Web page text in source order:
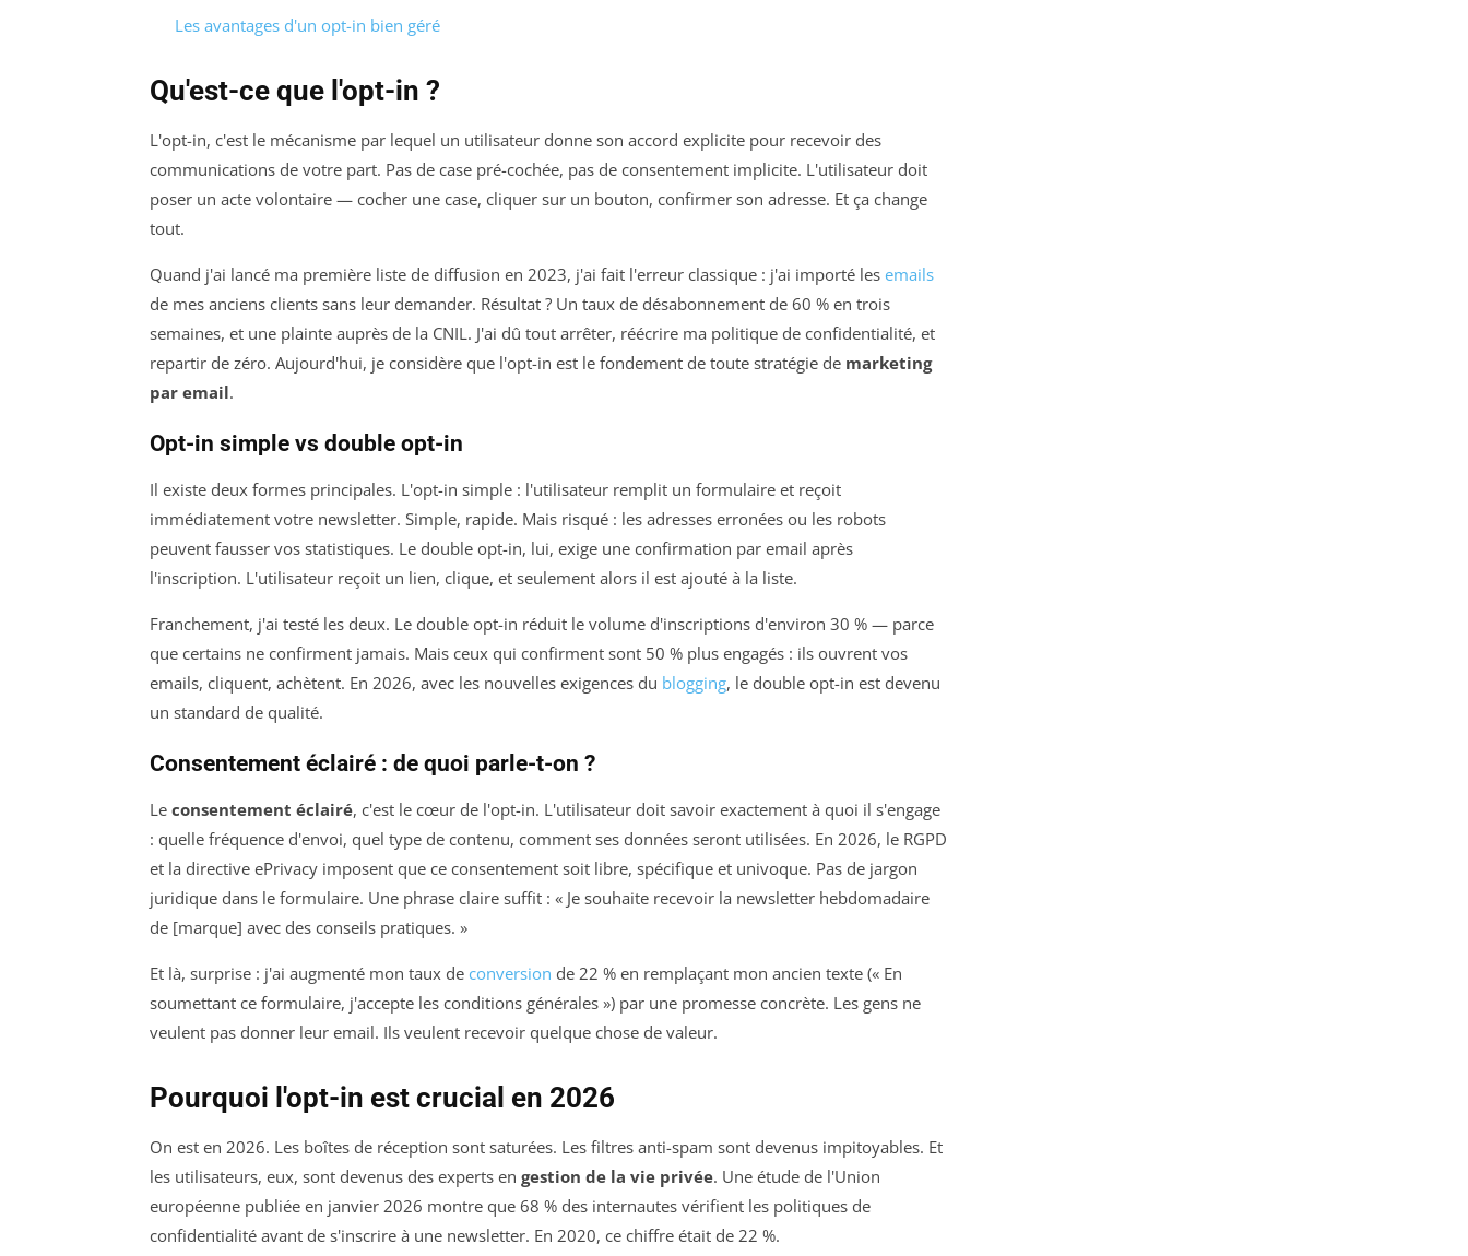
Les avantages d'un opt-in bien géré
Qu'est-ce que l'opt-in ?
L'opt-in, c'est le mécanisme par lequel un utilisateur donne son accord explicite pour recevoir des
communications de votre part. Pas de case pré-cochée, pas de consentement implicite. L'utilisateur doit
poser un acte volontaire — cocher une case, cliquer sur un bouton, confirmer son adresse. Et ça change
tout.
Quand j'ai lancé ma première liste de diffusion en 2023, j'ai fait l'erreur classique : j'ai importé les emails
de mes anciens clients sans leur demander. Résultat ? Un taux de désabonnement de 60 % en trois
semaines, et une plainte auprès de la CNIL. J'ai dû tout arrêter, réécrire ma politique de confidentialité, et
repartir de zéro. Aujourd'hui, je considère que l'opt-in est le fondement de toute stratégie de marketing
par email.
Opt-in simple vs double opt-in
Il existe deux formes principales. L'opt-in simple : l'utilisateur remplit un formulaire et reçoit
immédiatement votre newsletter. Simple, rapide. Mais risqué : les adresses erronées ou les robots
peuvent fausser vos statistiques. Le double opt-in, lui, exige une confirmation par email après
l'inscription. L'utilisateur reçoit un lien, clique, et seulement alors il est ajouté à la liste.
Franchement, j'ai testé les deux. Le double opt-in réduit le volume d'inscriptions d'environ 30 % — parce
que certains ne confirment jamais. Mais ceux qui confirment sont 50 % plus engagés : ils ouvrent vos
emails, cliquent, achètent. En 2026, avec les nouvelles exigences du blogging, le double opt-in est devenu
un standard de qualité.
Consentement éclairé : de quoi parle-t-on ?
Le consentement éclairé, c'est le cœur de l'opt-in. L'utilisateur doit savoir exactement à quoi il s'engage
: quelle fréquence d'envoi, quel type de contenu, comment ses données seront utilisées. En 2026, le RGPD
et la directive ePrivacy imposent que ce consentement soit libre, spécifique et univoque. Pas de jargon
juridique dans le formulaire. Une phrase claire suffit : « Je souhaite recevoir la newsletter hebdomadaire
de [marque] avec des conseils pratiques. »
Et là, surprise : j'ai augmenté mon taux de conversion de 22 % en remplaçant mon ancien texte (« En
soumettant ce formulaire, j'accepte les conditions générales ») par une promesse concrète. Les gens ne
veulent pas donner leur email. Ils veulent recevoir quelque chose de valeur.
Pourquoi l'opt-in est crucial en 2026
On est en 2026. Les boîtes de réception sont saturées. Les filtres anti-spam sont devenus impitoyables. Et
les utilisateurs, eux, sont devenus des experts en gestion de la vie privée. Une étude de l'Union
européenne publiée en janvier 2026 montre que 68 % des internautes vérifient les politiques de
confidentialité avant de s'inscrire à une newsletter. En 2020, ce chiffre était de 22 %.